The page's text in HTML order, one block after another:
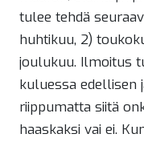
tulee tehdä
huhtikuu, 2)
joulukuu. Ilmoitus
kuluessa edellisen
riippumatta siitä
haaskaksi vai ei.